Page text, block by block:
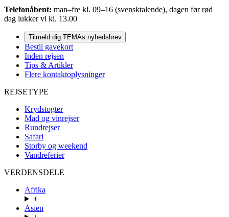
Telefonåbent: man–fre kl. 09–16 (svensktalende), dagen før rød
dag lukker vi kl. 13.00
Tilmeld dig TEMAs nyhedsbrev
Bestil gavekort
Inden rejsen
Tips & Artikler
Flere kontaktoplysninger
REJSETYPE
Krydstogter
Mad og vinrejser
Rundrejser
Safari
Storby og weekend
Vandreferier
VERDENSDELE
Afrika
+
Asien